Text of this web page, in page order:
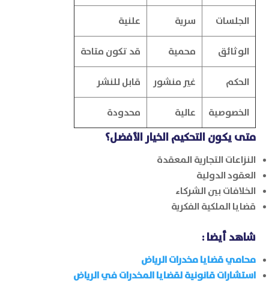
الجلسات سرية علنية
الوثائق محمية قد تكون متاحة
الحكم غير منشور قابل للنشر
الخصوصية عالية محدودة
متى يكون التحكيم الخيار الأفضل؟
النزاعات التجارية المعقدة
العقود الدولية
الخلافات بين الشركاء
قضايا الملكية الفكرية
شاهد أيضا :
محامي قضايا مخدرات الرياض
استشارات قانونية لقضايا المخدرات في الرياض